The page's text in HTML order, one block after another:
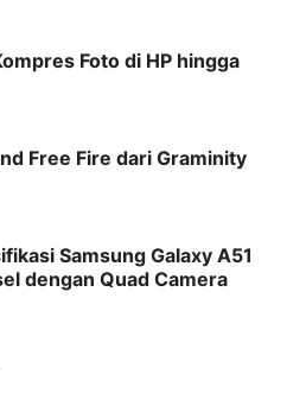
Foto di HP hingga
Free Fire dari Graminity
Samsung Galaxy A51
dengan Quad Camera